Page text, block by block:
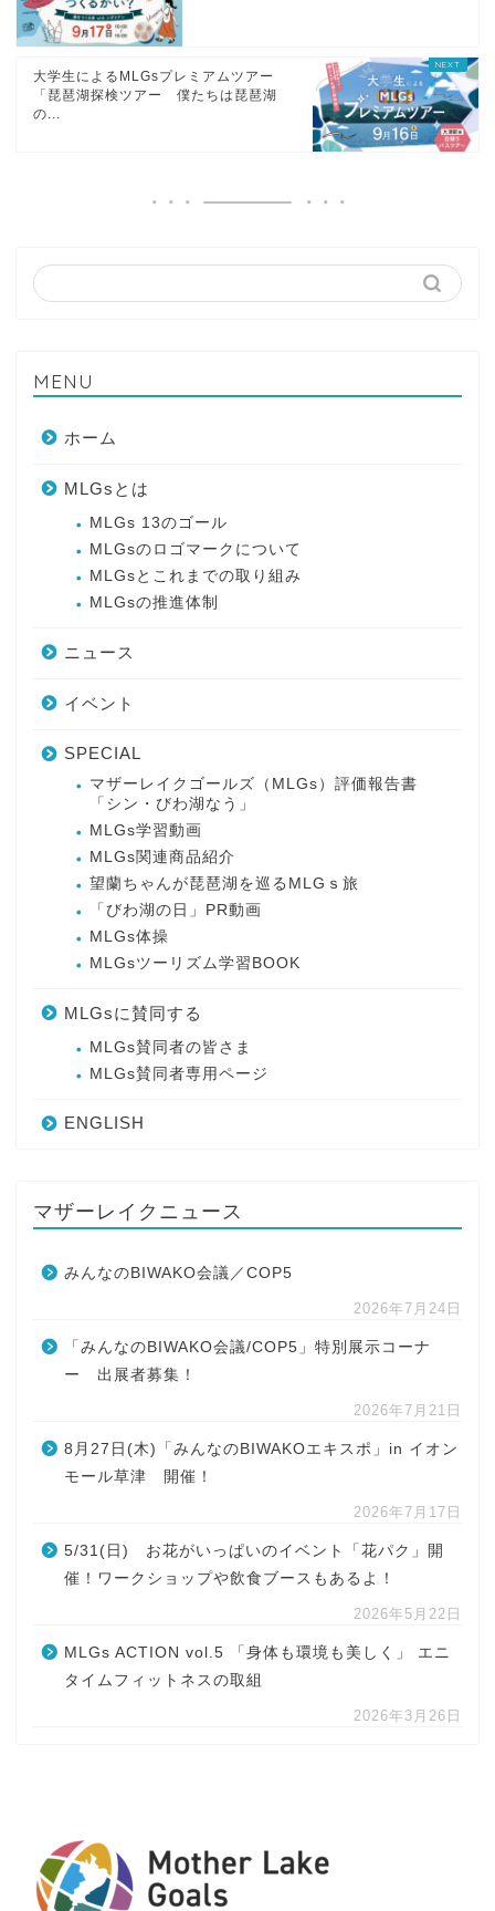
大学生によるMLGsプレミアムツアー
「琵琶湖探検ツアー 僕たちは琵琶湖
の...
MENU
ホーム
MLGsとは
MLGs 13のゴール
MLGsのロゴマークについて
MLGsとこれまでの取り組み
MLGsの推進体制
ニュース
イベント
SPECIAL
マザーレイクゴールズ（MLGs）評価報告書
「シン・びわ湖なう」
MLGs学習動画
MLGs関連商品紹介
望蘭ちゃんが琵琶湖を巡るMLGｓ旅
「びわ湖の日」PR動画
MLGs体操
MLGsツーリズム学習BOOK
MLGsに賛同する
MLGs賛同者の皆さま
MLGs賛同者専用ページ
ENGLISH
マザーレイクニュース
みんなのBIWAKO会議／COP5
2026年7月24日
「みんなのBIWAKO会議/COP5」特別展示コーナ
ー 出展者募集！
2026年7月21日
8月27日(木)「みんなのBIWAKOエキスポ」in イオン
モール草津 開催！
2026年7月17日
5/31(日) お花がいっぱいのイベント「花パク」開
催！ワークショップや飲食ブースもあるよ！
2026年5月22日
MLGs ACTION vol.5 「身体も環境も美しく」 エニ
タイムフィットネスの取組
2026年3月26日